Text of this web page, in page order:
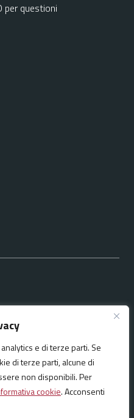
e di terze parti. Se
di terze parti, alcune di
non disponibili. Per
cookie. Acconsenti
per questioni
del sito